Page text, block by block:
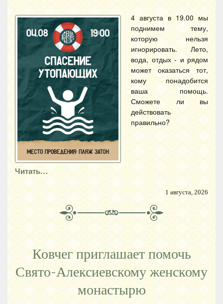
4 августа в 19.00 мы
поднимем тему,
которую нельзя
игнорировать. Лето,
вода, отдых - и рядом
может оказаться тот,
кому понадобится
ваша помощь.
Сможете ли вы
действовать
правильно?
Читать…
1 августа, 2026
Ковчег приглашает помочь
Свято-Алексиевскому женскому
монастырю